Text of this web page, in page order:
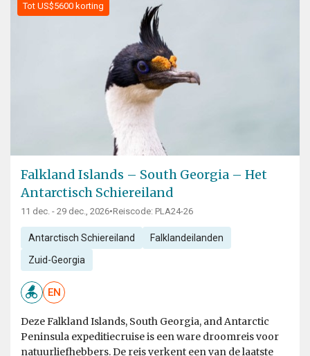
Tot US$5600 korting
Falkland Islands – South Georgia – Het
Antarctisch Schiereiland
11 dec. - 29 dec., 2026•Reiscode: PLA24-26
Antarctisch Schiereiland Falklandeilanden
Zuid-Georgia
EN
Deze Falkland Islands, South Georgia, and Antarctic
Peninsula expeditiecruise is een ware droomreis voor
natuurliefhebbers. De reis verkent een van de laatste